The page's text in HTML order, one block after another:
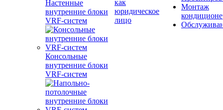
Настенные
внутренние блоки
VRF-систем
Консольные
внутренние блоки
VRF-систем
как
юридическое
лицо
Монтаж